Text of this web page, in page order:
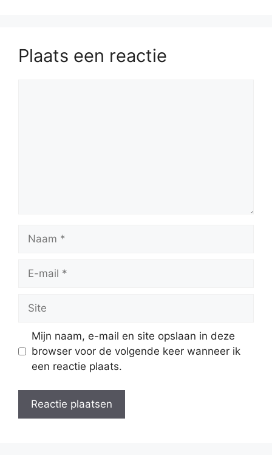
Plaats een reactie
Naam
Site
Mijn naam, e-mail en site opslaan in deze
browser voor de volgende keer wanneer ik
een reactie plaats.